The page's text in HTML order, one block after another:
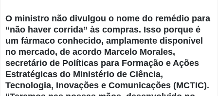
O ministro não divulgou o nome do remédio para
“não haver corrida” às compras. Isso porque é
um fármaco conhecido, amplamente disponível
no mercado, de acordo Marcelo Morales,
secretário de Políticas para Formação e Ações
Estratégicas do Ministério de Ciência,
Tecnologia, Inovações e Comunicações (MCTIC).